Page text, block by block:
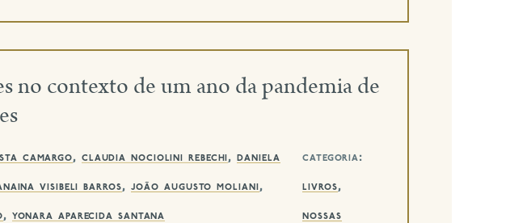
no contexto de um ano da pandemia de
camargo, claudia nociolini rebechi,daniela
visibeli barros, joão augusto moliani,
, yonara aparecida santana
categoria:
livros,
nossas